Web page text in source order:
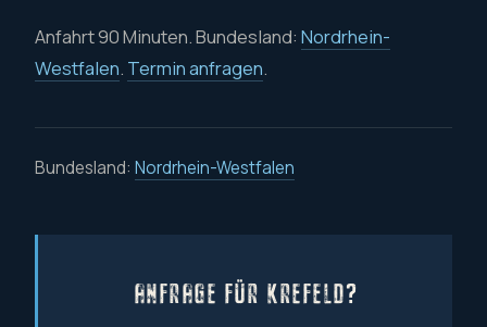
Anfahrt 90 Minuten. Bundesland: Nordrhein-
Westfalen. Termin anfragen.
Bundesland: Nordrhein-Westfalen
ANFRAGE FÜR KREFELD?